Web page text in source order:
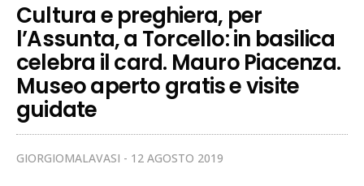
Cultura e preghiera, per
l’Assunta, a Torcello: in basilica
celebra il card. Mauro Piacenza.
Museo aperto gratis e visite
guidate
GIORGIOMALAVASI 12 AGOSTO 2019